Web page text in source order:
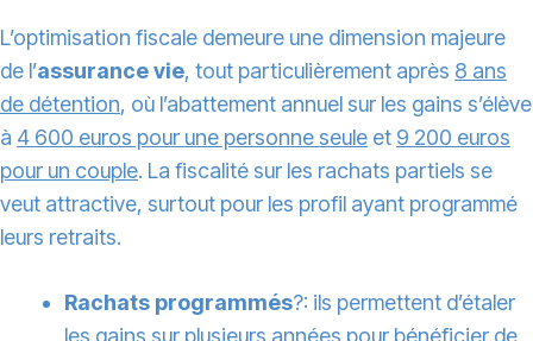
L’optimisation fiscale demeure une dimension majeure
de l’assurance vie, tout particulièrement après 8 ans
de détention, où l’abattement annuel sur les gains s’élève
à 4 600 euros pour une personne seule et 9 200 euros
pour un couple. La fiscalité sur les rachats partiels se
veut attractive, surtout pour les profil ayant programmé
leurs retraits.
Rachats programmés?: ils permettent d’étaler
les gains sur plusieurs années pour bénéficier de